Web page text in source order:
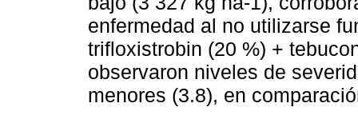
enfermedad al no utilizarse
trifloxistrobin (20 %) +
observaron niveles de
menores (3.8), en